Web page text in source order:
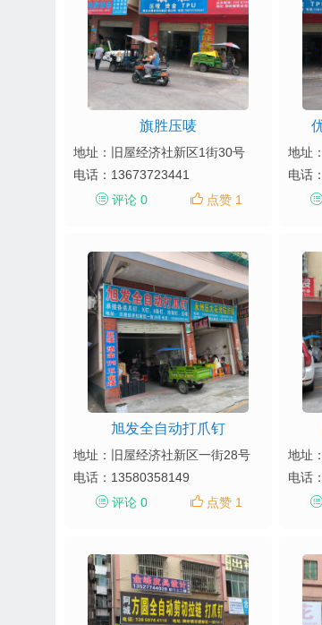
旗胜压唛
地址：旧屋经济社新区1街30号
电话： 13673723441
评论 0
点赞 1
电话：
旭发全自动打爪钉
地址：旧屋经济社新区一街28号
电话： 13580358149
评论 0
点赞 1
地址：
电话：